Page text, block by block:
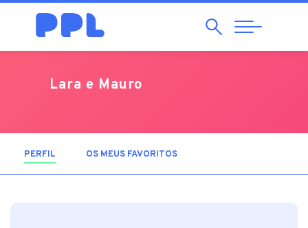
Pesquisar
Abrir
Navegação
Lara e Mauro
PERFIL (SEPARADOR ATIVO)
OS MEUS FAVORITOS